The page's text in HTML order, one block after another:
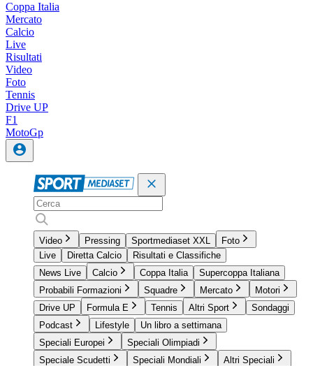
Coppa Italia
Mercato
Calcio
Live
Risultati
Video
Foto
Tennis
Drive UP
F1
MotoGp
Video Pressing Sportmediaset XXL
Foto
Live
Diretta Calcio
Risultati e Classifiche
News Live
Calcio Coppa Italia
Supercoppa Italiana
Probabili Formazioni
Squadre Mercato
Motori
Drive UP
Formula E Tennis Altri Sport
Sondaggi
Podcast
Lifestyle
Un libro a settimana
Speciali Europei
Speciali Olimpiadi
Speciale Scudetti
Speciali Mondiali Altri Speciali